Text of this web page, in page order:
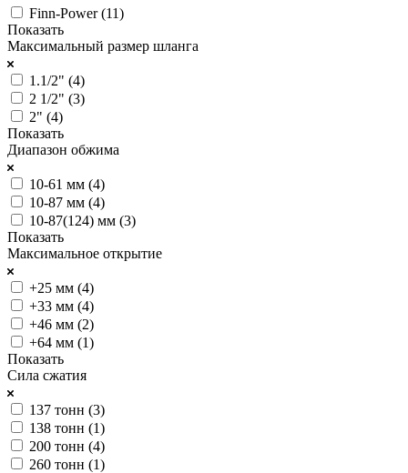
Finn-Power (11)
Показать
Максимальный размер шланга
1.1/2" (4)
2 1/2" (3)
2" (4)
Показать
Диапазон обжима
10-61 мм (4)
10-87 мм (4)
10-87(124) мм (3)
Показать
Максимальное открытие
+25 мм (4)
+33 мм (4)
+46 мм (2)
+64 мм (1)
Показать
Сила сжатия
137 тонн (3)
138 тонн (1)
200 тонн (4)
260 тонн (1)